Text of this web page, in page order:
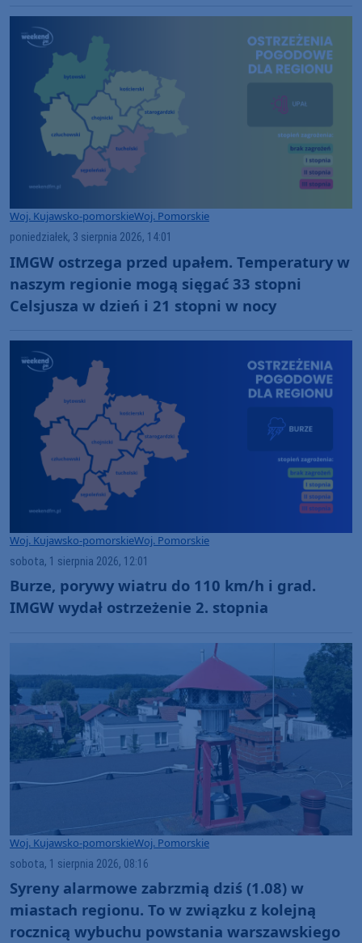
Woj. Kujawsko-pomorskieWoj. Pomorskie
poniedziałek, 3 sierpnia 2026, 14:01
IMGW ostrzega przed upałem. Temperatury w
naszym regionie mogą sięgać 33 stopni
Celsjusza w dzień i 21 stopni w nocy
Woj. Kujawsko-pomorskieWoj. Pomorskie
sobota, 1 sierpnia 2026, 12:01
Burze, porywy wiatru do 110 km/h i grad.
IMGW wydał ostrzeżenie 2. stopnia
Woj. Kujawsko-pomorskieWoj. Pomorskie
sobota, 1 sierpnia 2026, 08:16
Syreny alarmowe zabrzmią dziś (1.08) w
miastach regionu. To w związku z kolejną
rocznicą wybuchu powstania warszawskiego